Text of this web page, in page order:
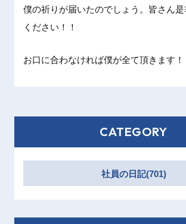
僕の祈りが届いたのでしょう。皆さん
ください！！
お口に合わなければ僕が全て頂きます！
CATEGORY
社員の日記(701)